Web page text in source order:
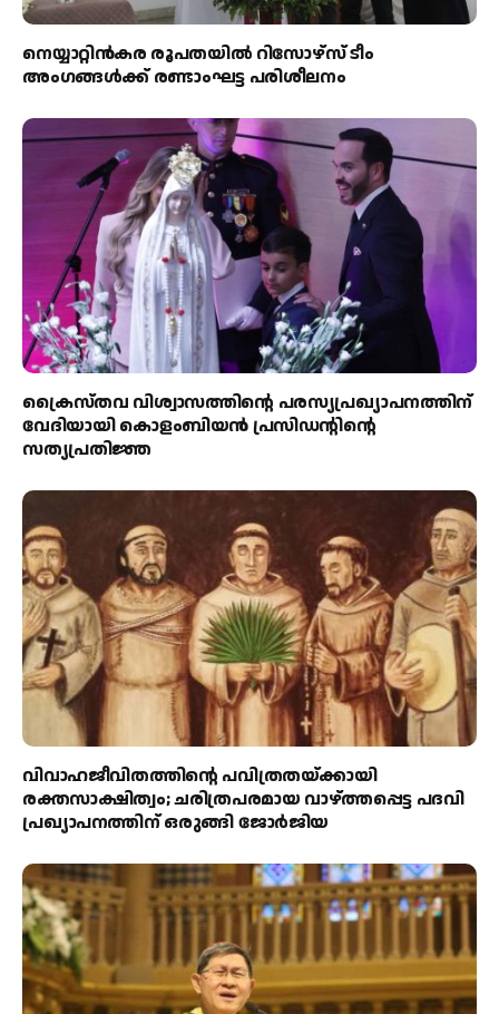
നെയ്യാറ്റിൻകര രൂപതയിൽ റിസോഴ്സ് ടീം
അംഗങ്ങൾക്ക് രണ്ടാംഘട്ട പരിശീലനം
ക്രൈസ്തവ വിശ്വാസത്തിന്റെ പരസ്യപ്രഖ്യാപനത്തിന്
വേദിയായി കൊളംബിയൻ പ്രസിഡന്റിന്റെ
സത്യപ്രതിജ്ഞ
വിവാഹജീവിതത്തിന്റെ പവിത്രതയ്ക്കായി
രക്തസാക്ഷിത്വം; ചരിത്രപരമായ വാഴ്ത്തപ്പെട്ട പദവി
പ്രഖ്യാപനത്തിന് ഒരുങ്ങി ജോര്‍ജിയ